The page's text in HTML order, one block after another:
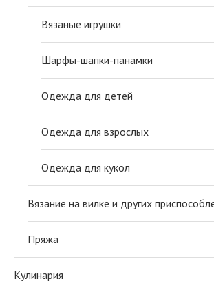
Вязаные игрушки
Шарфы-шапки-панамки
Одежда для детей
Одежда для взрослых
Одежда для кукол
Вязание на вилке и других
Пряжа
Кулинария